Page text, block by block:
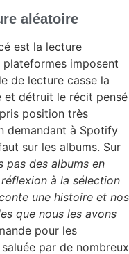
aléatoire
est la lecture
imposent
de lecture casse la
et détruit le récit pensé
position très
demandant à Spotify
sur les albums. Sur
pas des albums en
à la sélection
une histoire et nos
que nous les avons
pour les
par de nombreux